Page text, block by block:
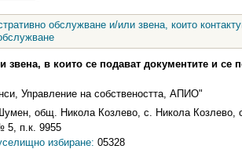
обслужване и/или звена, които
звена, в които се подават документите и се
Управление на собствеността, АПИО"
общ. Никола Козлево, с. Никола Козлево,
5, п.к. 9955
избиране: 05328